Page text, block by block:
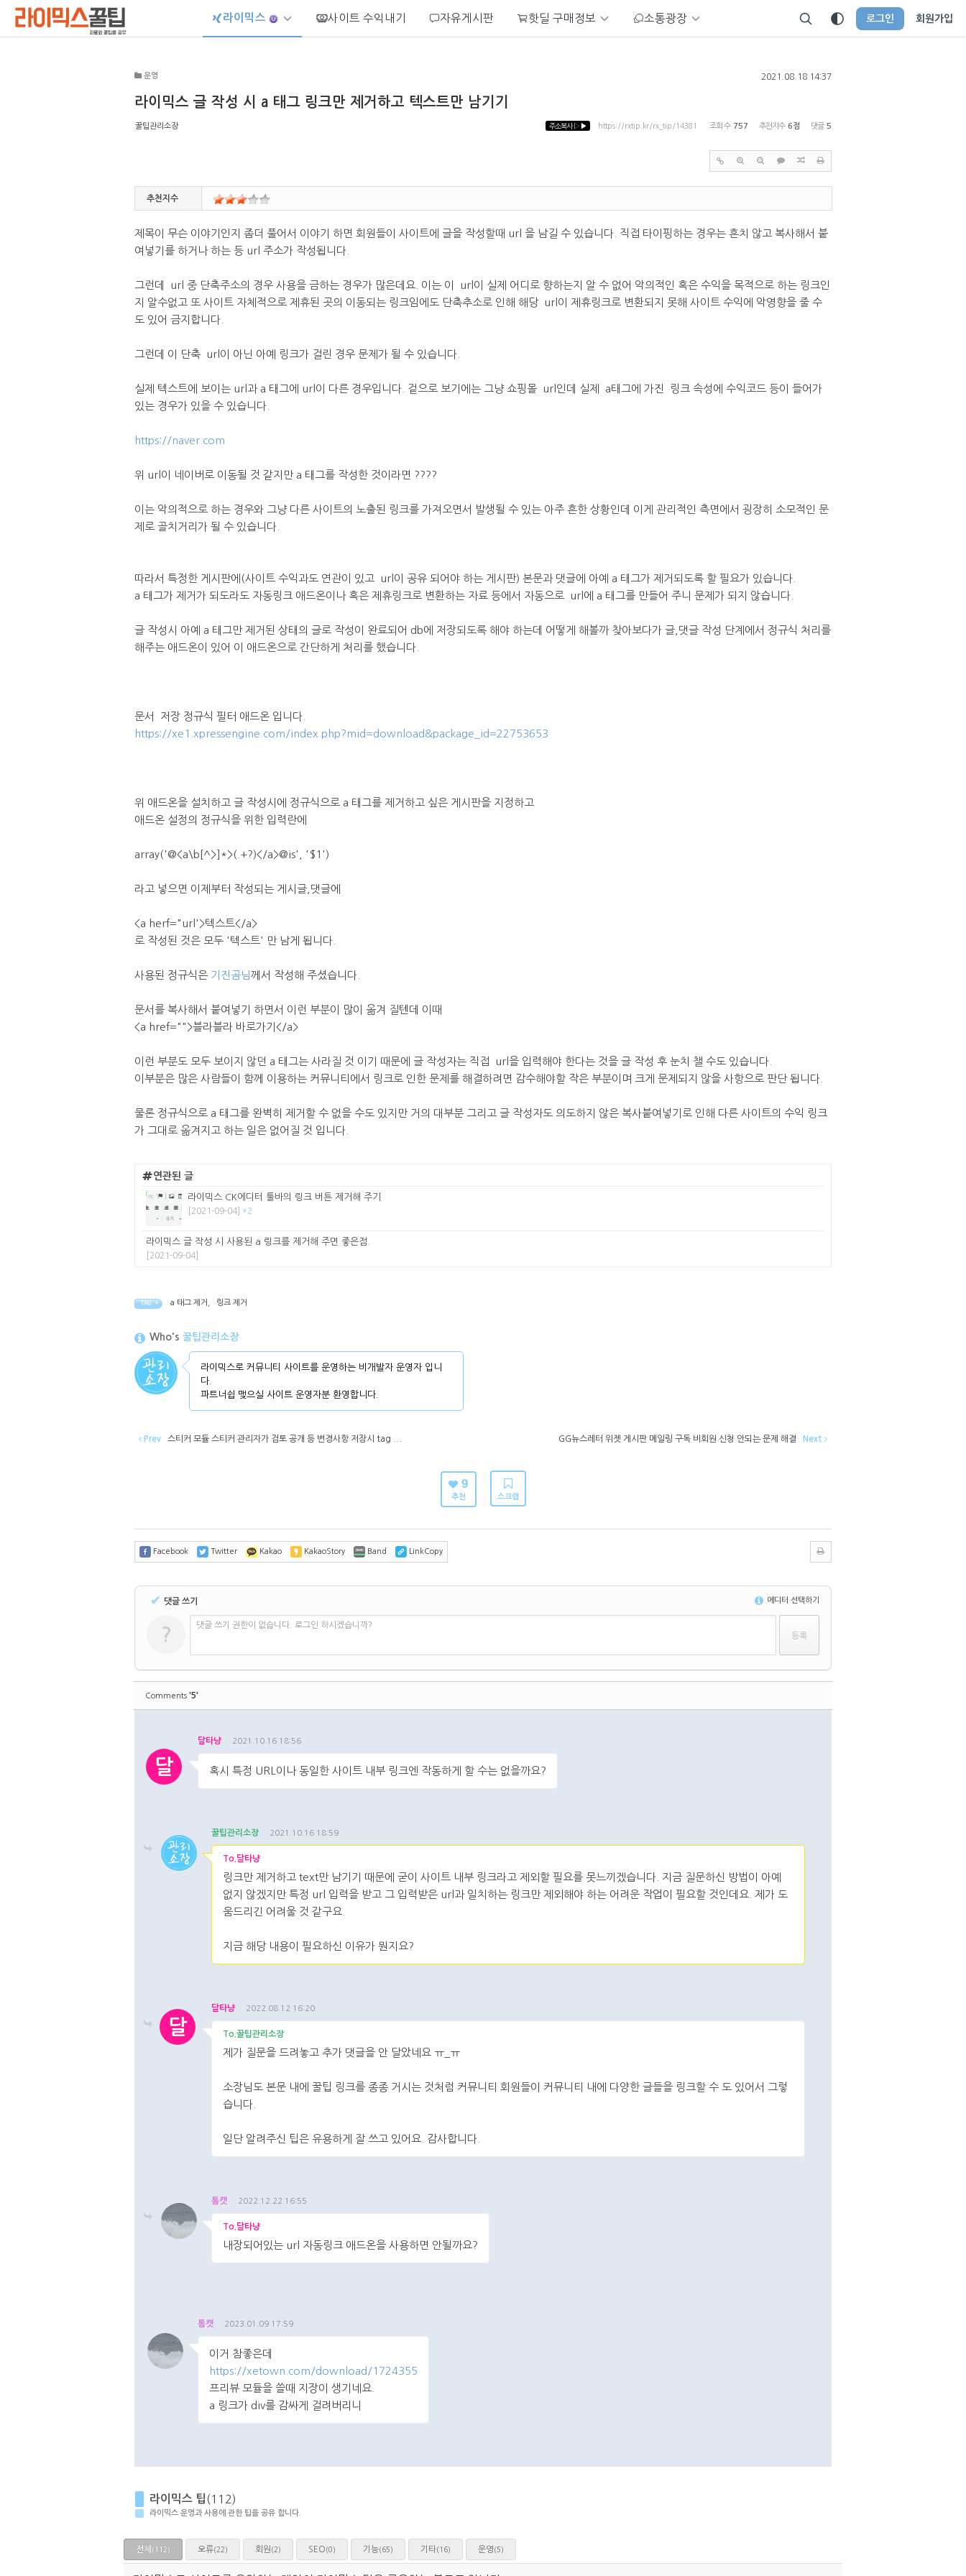
라이믹스 사이트 수익내기 자유게시판 핫딜 구매정보 소통광장 로그인 회원가입
운영 2021.08.18 14:37
라이믹스 글 작성 시 a 태그 링크만 제거하고 텍스트만 남기기
꿀팁관리소장 주소복사 ▷▶ https://rxtip.kr/rx_tip/14381 조회 수 757 추천지수 6점 댓글 5
추천지수
제목이 무슨 이야기인지 좀더 풀어서 이야기 하면 회원들이 사이트에 글을 작성할때 url 을 남길 수 있습니다. 직접 타이핑하는 경우는 흔치 않고 복사해서 붙
여넣기를 하거나 하는 등 url 주소가 작성됩니다.
그런데 url 중 단축주소의 경우 사용을 금하는 경우가 많은데요. 이는 이 url이 실제 어디로 향하는지 알 수 없어 악의적인 혹은 수익을 목적으로 하는 링크인
지 알수없고 또 사이트 자체적으로 제휴된 곳의 이동되는 링크임에도 단축추소로 인해 해당 url이 제휴링크로 변환되지 못해 사이트 수익에 악영향을 줄 수
도 있어 금지합니다.
그런데 이 단축 url이 아닌 아예 링크가 걸린 경우 문제가 될 수 있습니다.
실제 텍스트에 보이는 url과 a 태그에 url이 다른 경우입니다. 겉으로 보기에는 그냥 쇼핑몰 url인데 실제 a태그에 가진 링크 속성에 수익코드 등이 들어가
있는 경우가 있을 수 있습니다.
https://naver.com
위 url이 네이버로 이동될 것 같지만 a 태그를 작성한 것이라면 ????
이는 악의적으로 하는 경우와 그냥 다른 사이트의 노출된 링크를 가져오면서 발생될 수 있는 아주 흔한 상황인데 이게 관리적인 측면에서 굉장히 소모적인 문
제로 골치거리가 될 수 있습니다.
따라서 특정한 게시판에(사이트 수익과도 연관이 있고 url이 공유 되어야 하는 게시판) 본문과 댓글에 아예 a 태그가 제거되도록 할 필요가 있습니다.
a 태그가 제거가 되도라도 자동링크 애드온이나 혹은 제휴링크로 변환하는 자료 등에서 자동으로 url에 a 태그를 만들어 주니 문제가 되지 않습니다.
글 작성시 아예 a 태그만 제거된 상태의 글로 작성이 완료되어 db에 저장되도록 해야 하는데 어떻게 해볼까 찾아보다가 글,댓글 작성 단계에서 정규식 처리를
해주는 애드온이 있어 이 애드온으로 간단하게 처리를 했습니다.
문서 저장 정규식 필터 애드온 입니다.
https://xe1.xpressengine.com/index.php?mid=download&package_id=22753653
위 애드온을 설치하고 글 작성시에 정규식으로 a 태그를 제거하고 싶은 게시판을 지정하고
애드온 설정의 정규식을 위한 입력란에
array('@<a\b[^>]*>(.+?)</a>@is', '$1')
라고 넣으면 이제부터 작성되는 게시글,댓글에
<a herf="url'>텍스트</a>
로 작성된 것은 모두 '텍스트' 만 남게 됩니다.
사용된 정규식은 기진곰님께서 작성해 주셨습니다.
문서를 복사해서 붙여넣기 하면서 이런 부분이 많이 옮겨 질텐데 이때
<a href="">블라블라 바로가기</a>
이런 부분도 모두 보이지 않던 a 태그는 사라질 것 이기 때문에 글 작성자는 직접 url을 입력해야 한다는 것을 글 작성 후 눈치 챌 수도 있습니다.
이부분은 많은 사람들이 함께 이용하는 커뮤니티에서 링크로 인한 문제를 해결하려면 감수해야할 작은 부분이며 크게 문제되지 않을 사항으로 판단 됩니다.
물론 정규식으로 a 태그를 완벽히 제거할 수 없을 수도 있지만 거의 대부분 그리고 글 작성자도 의도하지 않은 복사붙여넣기로 인해 다른 사이트의 수익 링크
가 그대로 옮겨지고 하는 일은 없어질 것 입니다.
연관된 글
라이믹스 CK에디터 툴바의 링크 버튼 제거해 주기
[2021-09-04] *2
라이믹스 글 작성 시 사용된 a 링크를 제거해 주면 좋은점.
[2021-09-04]
TAG • a 태그 제거 링크 제거
Who's 꿀팁관리소장
라이믹스로 커뮤니티 사이트를 운영하는 비개발자 운영자 입니
다.
파트너쉽 맺으실 사이트 운영자분 환영합니다.
Prev 스티커 모듈 스티커 관리자가 검토 공개 등 변경사항 저장시 tag ... GG뉴스레터 위젯 게시판 메일링 구독 비회원 신청 안되는 문제 해결 Next
9
추천 스크랩
Facebook Twitter Kakao KakaoStory Band LinkCopy
✔ 댓글 쓰기 에디터 선택하기
? 댓글 쓰기 권한이 없습니다. 로그인 하시겠습니까?
Comments '5'
달
달타냥 2021.10.16 18:56
혹시 특정 URL이나 동일한 사이트 내부 링크엔 작동하게 할 수는 없을까요?
꿀팁관리소장 2021.10.16 18:59
To.달타냥
링크만 제거하고 text만 남기기 때문에 굳이 사이트 내부 링크라고 제외할 필요를 못느끼겠습니다. 지금 질문하신 방법이 아예
없지 않겠지만 특정 url 입력을 받고 그 입력받은 url과 일치하는 링크만 제외해야 하는 어려운 작업이 필요할 것인데요. 제가 도
움드리긴 어려울 것 같구요.
지금 해당 내용이 필요하신 이유가 뭔지요?
달
달타냥 2022.08.12 16:20
To.꿀팁관리소장
제가 질문을 드려놓고 추가 댓글을 안 달았네요 ㅠ_ㅠ
소장님도 본문 내에 꿀팁 링크를 종종 거시는 것처럼 커뮤니티 회원들이 커뮤니티 내에 다양한 글들을 링크할 수 도 있어서 그렇
습니다.
일단 알려주신 팁은 유용하게 잘 쓰고 있어요. 감사합니다.
톰캣 2022.12.22 16:55
To.달타냥
내장되어있는 url 자동링크 애드온을 사용하면 안될까요?
톰캣 2023.01.09 17:59
이거 참좋은데
https://xetown.com/download/1724355
프리뷰 모듈을 쓸때 지장이 생기네요.
a 링크가 div를 감싸게 걸려버리니
라이믹스 팁 (112)
라이믹스 운영과 사용에 관한 팁을 공유 합니다.
전체 (112) 오류(22) 회원 (2) SEO (0) 기능(65) 기타(16) 운영 (5)
Sketchbook5, 스케치북5